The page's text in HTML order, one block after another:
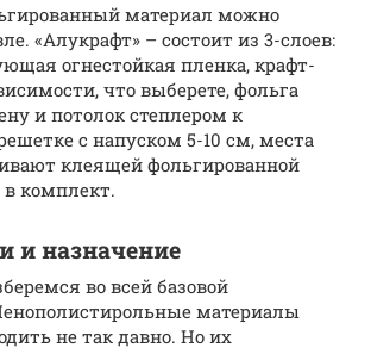
материал можно
«Алукрафт» – состоит из 3-слоев:
огнестойкая пленка, крафт-
что выберете, фольга
и потолок степлером к
с напуском 5-10 см, места
клеящей фольгированной
в комплект.
и назначение
во всей базовой
материалы
не так давно. Но их